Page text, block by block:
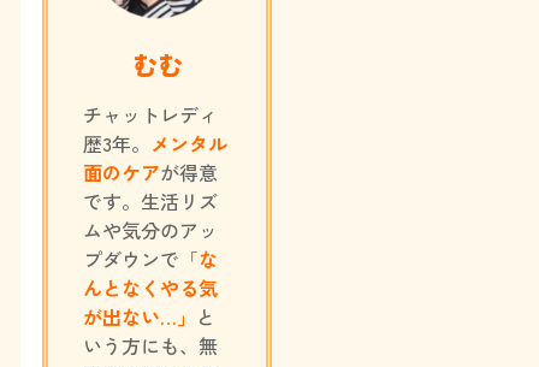
むむ
チャットレディ
歴3年。 メンタル
面のケアが得意
です。生活リズ
ムや気分のアッ
プダウンで 「な
んとなくやる気
が出ない…」 と
いう方にも、無